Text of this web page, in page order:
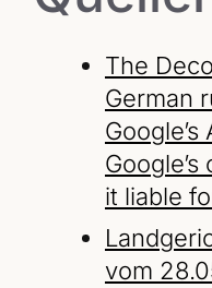
The
German
it liable
vom